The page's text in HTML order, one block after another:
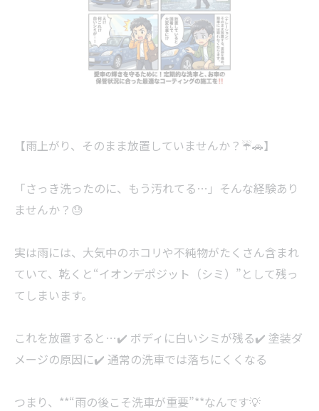
【雨上がり、そのまま放置していませんか？☔️🚗】
「さっき洗ったのに、もう汚れてる…」そんな経験あり
ませんか？😓
実は雨には、大気中のホコリや不純物がたくさん含まれ
ていて、乾くと“イオンデポジット（シミ）”として残っ
てしまいます。
これを放置すると…✔️ ボディに白いシミが残る✔️ 塗装ダ
メージの原因に✔️ 通常の洗車では落ちにくくなる
つまり、**“雨の後こそ洗車が重要”**なんです💡